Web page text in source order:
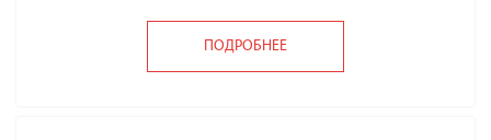
ПОДРОБНЕЕ